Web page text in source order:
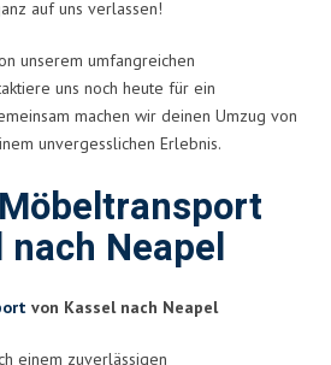
auf uns verlassen!
unserem umfangreichen
uns noch heute für ein
machen wir deinen Umzug von
unvergesslichen Erlebnis.
Neapel
von Kassel nach Neapel
einem zuverlässigen